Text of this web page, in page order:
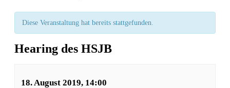
Diese Veranstaltung hat bereits stattgefunden.
Hearing des HSJB
18. August 2019, 14:00